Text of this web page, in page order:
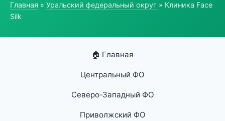
Главная » Уральский федеральный округ » Клиника Face
Silk
🏠 Главная
Центральный ФО
Северо-Западный ФО
Приволжский ФО